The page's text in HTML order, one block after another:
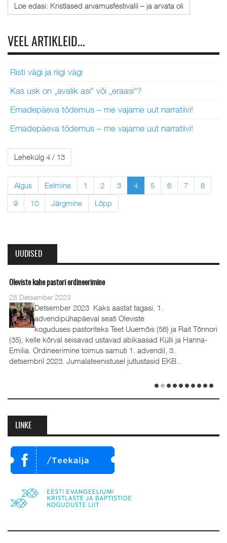
Loe edasi: Kristlased arvamusfestivalil – ja arvata oli
VEEL ARTIKLEID...
Risti vägi ja riigi vägi
Kas usk on „avalik asi“ või „eraasi“?
Emadepäeva tõdemus – me vajame uut narratiivi!
Emadepäeva tõdemus – me vajame uut narratiivi!
Lehekülg 4 / 13
Algus Eelmine 1 2 3 4 5 6 7
8
9
10 Järgmine Lõpp
UUDISED
Oleviste kahe pastori ordineerimine
28 Detsember 2023
Detsember 2023 Kaks aastat tagasi, 1.
advendipühapäeval seati Oleviste
koguduses pastoriteks Teet Uuemõis (56) ja Rait Tõnnori
(35), kelle kõrval seisavad ustavad abikaasad Külli ja Hanna-
Emilia. Ordineerimine toimus samuti 1. advendil, 3.
detsembril 2023. Jumalateenistusel jutlustasid EKB...
LINKE